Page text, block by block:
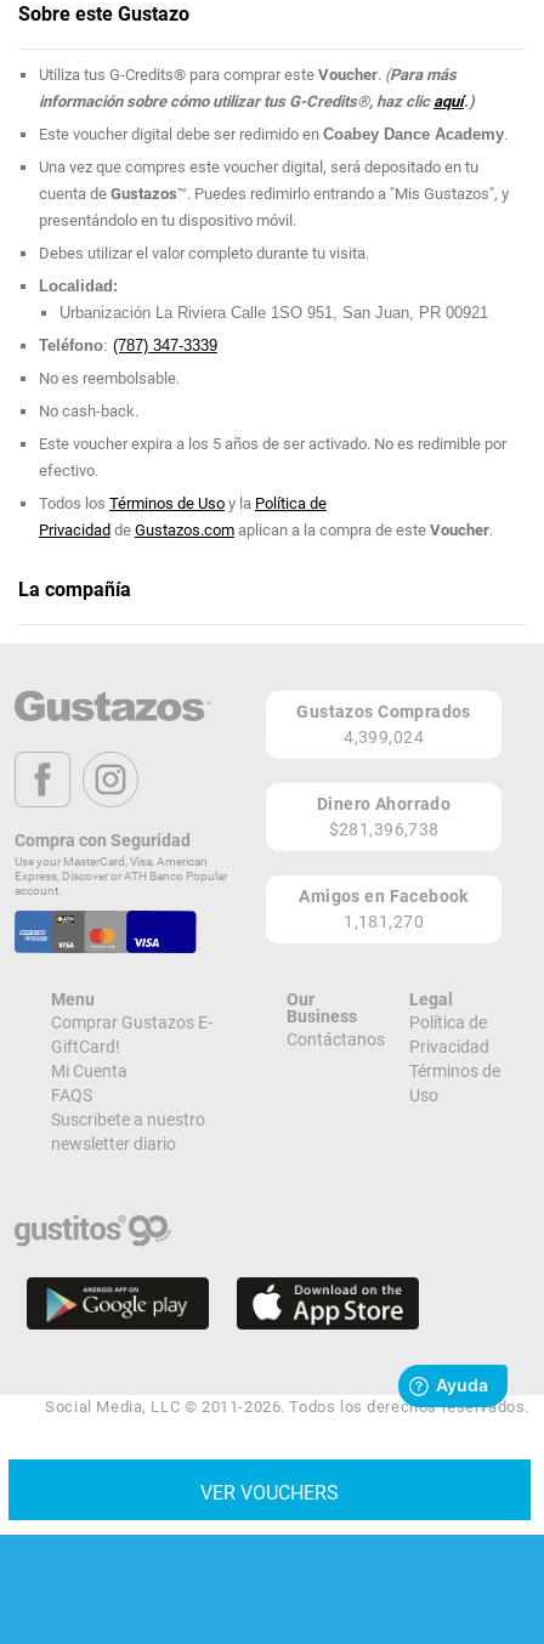
VER VOUCHERS
Sobre este Gustazo
Utiliza tus G-Credits® para comprar este Voucher. (Para más
información sobre cómo utilizar tus G-Credits®, haz clic aquí.)
Este voucher digital debe ser redimido en Coabey Dance Academy.
Una vez que compres este voucher digital, será depositado en tu
cuenta de Gustazos™. Puedes redimirlo entrando a "Mis Gustazos", y
presentándolo en tu dispositivo móvil.
Debes utilizar el valor completo durante tu visita.
Localidad:
Urbanización La Riviera Calle 1SO 951, San Juan, PR 00921
Teléfono: (787) 347-3339
No es reembolsable.
No cash-back.
Este voucher expira a los 5 años de ser activado. No es redimible por
efectivo.
Todos los Términos de Usoy la Política de
Privacidad de Gustazos.comaplican a la compra de este Voucher.
La compañía
3 Localidades
Lugares de Redención
¡Ver todos en el Mapa!
Urb. La Riviera 951 Calle 1 SO
San Juan 00921
PR
¡Localizar en el Mapa!
Compra con Seguridad
Use your MasterCard, Visa, American
Express, Discover or ATH Banco Popular
account.
Gustazos Comprados
4,399,024
Dinero Ahorrado
$281,396,738
Amigos en Facebook
1,181,270
Menu
Comprar Gustazos E-
GiftCard!
Mi Cuenta
FAQS
Suscribete a nuestro
newsletter diario
Our
Business
Contáctanos
Legal
Política de
Privacidad
Términos de
Uso
Social Media, LLC © 2011-2026. Todos los derechos reservados.